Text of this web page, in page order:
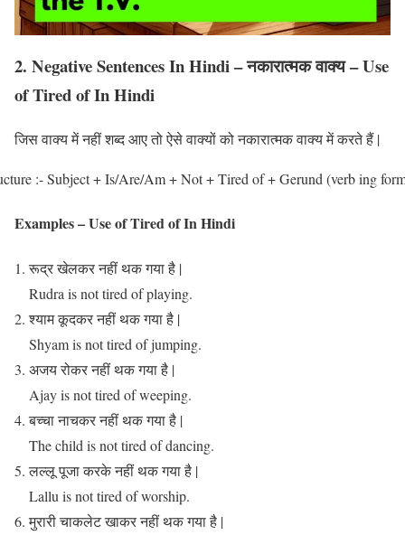
2. Negative Sentences In Hindi – नकारात्मक वाक्य – Use
of Tired of In Hindi
जिस वाक्य में नहीं शब्द आए तो ऐसे वाक्यों को नकारात्मक वाक्य में करते हैं |
:- Subject + Is/Are/Am + Not + Tired of + Gerund (verb ing
Examples – Use of Tired of In Hindi
रूद्र खेलकर नहीं थक गया है |
Rudra is not tired of playing.
श्याम कूदकर नहीं थक गया है |
Shyam is not tired of jumping.
अजय रोकर नहीं थक गया है |
Ajay is not tired of weeping.
बच्चा नाचकर नहीं थक गया है |
The child is not tired of dancing.
लल्लू पूजा करके नहीं थक गया है |
Lallu is not tired of worship.
मुरारी चाकलेट खाकर नहीं थक गया है |